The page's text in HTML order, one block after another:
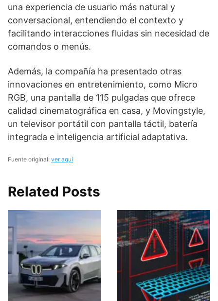
una experiencia de usuario más natural y
conversacional, entendiendo el contexto y
facilitando interacciones fluidas sin necesidad de
comandos o menús.
Además, la compañía ha presentado otras
innovaciones en entretenimiento, como Micro
RGB, una pantalla de 115 pulgadas que ofrece
calidad cinematográfica en casa, y Movingstyle,
un televisor portátil con pantalla táctil, batería
integrada e inteligencia artificial adaptativa.
Fuente original: ver aquí
Related Posts